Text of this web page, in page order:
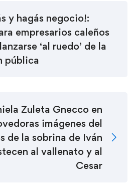
y hagás negocio!:
empresarios caleños
‘al ruedo’ de la
pública
Zuleta Gnecco en
imágenes del
de la sobrina de Iván
al vallenato y al
Cesar